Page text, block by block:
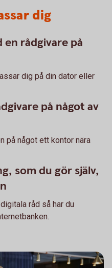
dig
rådgivare på
dig på din dator eller
på något av
på något ett kontor nära
som du gör själv,
råd så har du